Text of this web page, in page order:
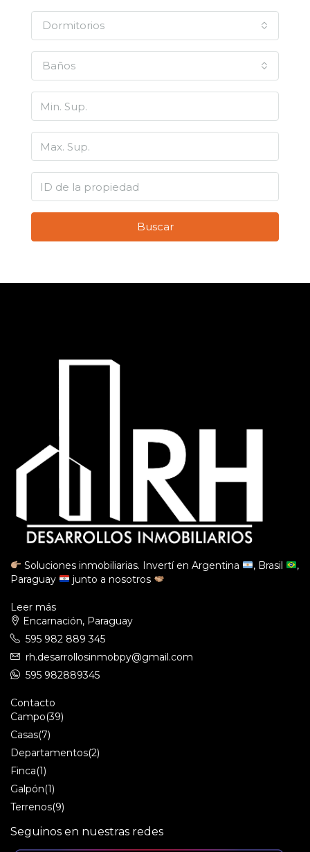
Dormitorios
Baños
Buscar
Soluciones inmobiliarias. Invertí en Argentina , Brasil
,
Paraguay
junto a nosotros
Leer más
Encarnación, Paraguay
595 982 889 345
rh.desarrollosinmobpy@gmail.com
595 982889345
Contacto
Campo(39)
Casas(7)
Departamentos(2)
Finca(1)
Galpón(1)
Terrenos(9)
Seguinos en nuestras redes